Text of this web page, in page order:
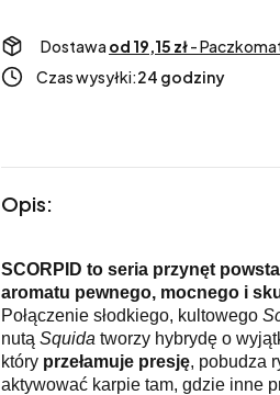
Dostawa od 19,15 zł-
Czas wysyłki:24 godziny
Opis:
SCORPID to seria przynęt
aromatu pewnego, mocnego i
Połączenie słodkiego, kultowego
nutą Squida tworzy hybrydę o
który przełamuje presję, pobudza
aktywować karpie tam, gdzie inne